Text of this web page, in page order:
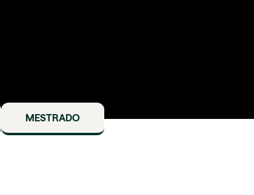
MESTRADO